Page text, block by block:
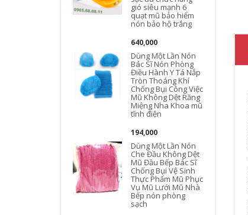
gió siêu mạnh 6
quạt mũ bảo hiểm
nón bảo hộ trắng
640,000
Dùng Một Lần Nón
Bác Sĩ Nón Phòng
Điều Hành Y Tá Nắp
Tròn Thoáng Khí
Chống Bụi Công Việc
Mũ Không Dệt Răng
Miệng Nha Khoa mũ
tĩnh điện
194,000
Dùng Một Lần Nón
Che Đầu Không Dệt
Mũ Đầu Bếp Bác Sĩ
Chống Bụi Vệ Sinh
Thực Phẩm Mũ Phục
Vụ Mũ Lưới Mũ Nhà
Bếp nón phòng
sạch